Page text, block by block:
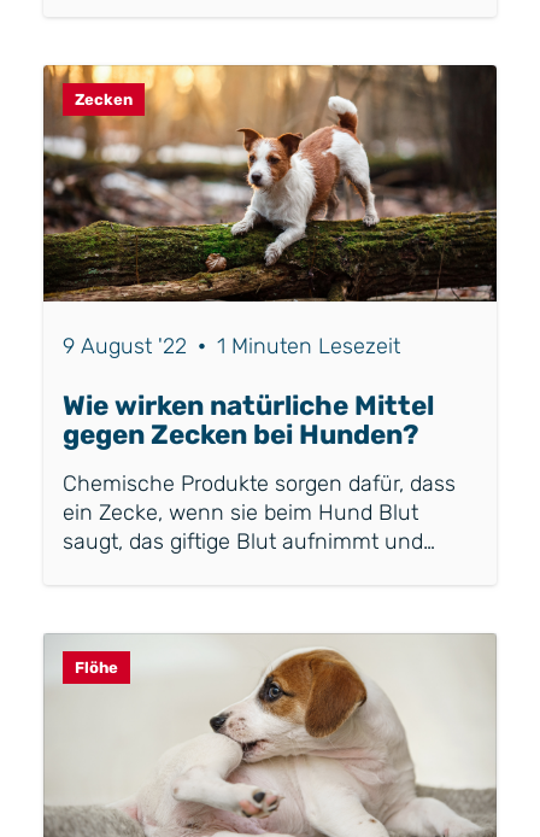
Zecken resistent gegen diese Mittel
werden. Dadurch haben Hunde weiterhin
Probleme mit Flöhen und Zecken, und die
Mittel werden irgendwann überhaupt
keine Wirkung mehr haben.
Zecken
9 August '22 • 1 Minuten Lesezeit
Wie wirken natürliche Mittel
gegen Zecken bei Hunden?
Chemische Produkte sorgen dafür, dass
ein Zecke, wenn sie beim Hund Blut
saugt, das giftige Blut aufnimmt und
dass sie über die Haut und das Fell
verteilt werden, wodurch Zecken weniger
schnell auf dem Hund landen. Das Ziel
der chemischen Produkte ist es, die
Zecke zu töten, oft durch einen Giftstoff,
der im Blutkreislauf des Hundes
vorhanden ist. Natürliche Produkte wirken
immer abwehrend und haben das Ziel,
Flöhe